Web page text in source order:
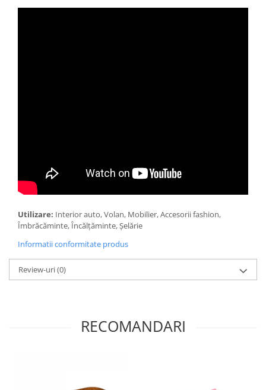
Utilizare: Interior auto, Volan, Mobilier, Accesorii fashion,
Îmbrăcăminte, Încălțăminte, Șelărie
Informatii conformitate produs
Review-uri(0)
RECOMANDARI